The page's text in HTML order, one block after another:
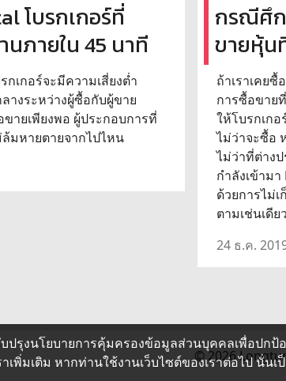
โบรกเกอร์ที่
ภายใน 45 นาที
เกอร์จะมีความเสี่ยงต่ำ
ลางระหว่างผู้ซื้อกับผู้ขาย
ายเพียงพอ ผู้ประกอบการที่
ล้มหายตายจากไปไหน
กรณีศึก
ขายหุ้น
ถ้าเราเคย
การซื้อขาย
ให้โบรกเก
ไม่ว่าจะซื้อ
ไม่ว่าที่ต่าง
กำลังเข้าม
ด้วยการไม่
ตามเช่นเดีย
24 ธ.ค.
© 2026
บปรุงนโยบายการคุ้มครองข้อมูลส่วนบุคคลเพื่อป
าเพิ่มเติม หากท่านใช้งานเว็บไซต์ของเราต่อไป นั่